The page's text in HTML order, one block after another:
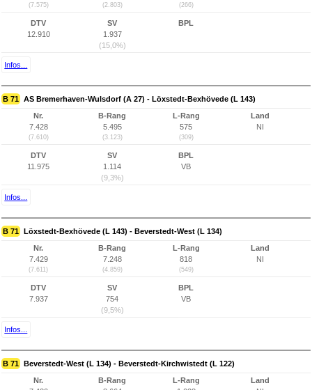
(7.575) (2.803) (266)
DTV
12.910
SV
1.937
(15,0%)
BPL
Infos...
B 71 AS Bremerhaven-Wulsdorf (A 27) - Löxstedt-Bexhövede (L 143)
Nr.
7.428
(7.610)
B-Rang
5.495
(3.123)
L-Rang
575
(309)
Land
NI
DTV
11.975
SV
1.114
(9,3%)
BPL
VB
Infos...
B 71 Löxstedt-Bexhövede (L 143) - Beverstedt-West (L 134)
Nr.
7.429
(7.611)
B-Rang
7.248
(4.859)
L-Rang
818
(549)
Land
NI
DTV
7.937
SV
754
(9,5%)
BPL
VB
Infos...
B 71 Beverstedt-West (L 134) - Beverstedt-Kirchwistedt (L 122)
Nr.
B-Rang
L-Rang
Land